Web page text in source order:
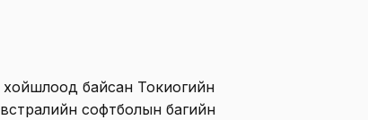
байсан Токиогийн
софтболын багийн